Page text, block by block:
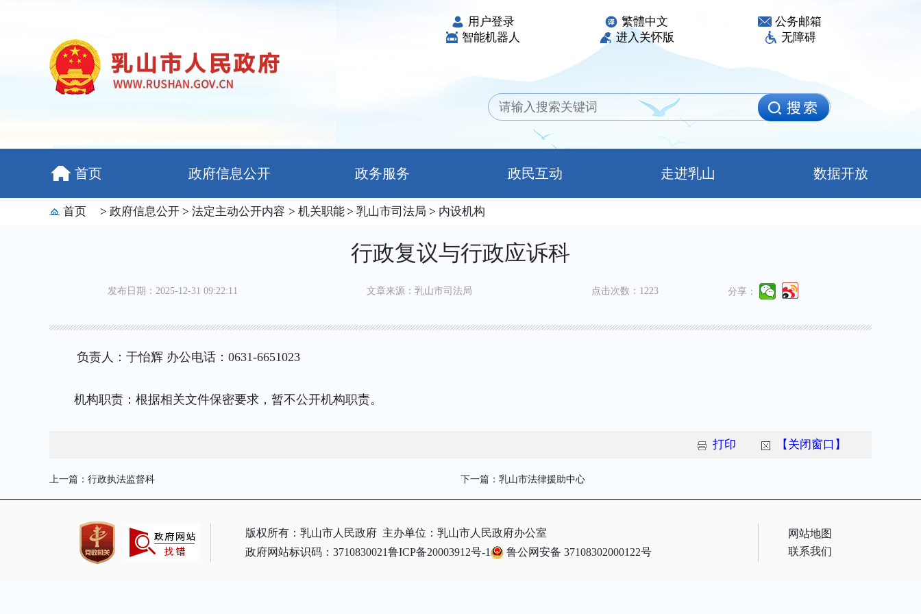
用户登录 繁體中文
公务邮箱
智能机器人
进入关怀版 无障碍
首页 政府信息公开 政务服务 政民互动 走进乳山 数据开放
首页 > 政府信息公开 > 法定主动公开内容 > 机关职能> 乳山市司法局 > 内设机构
行政复议与行政应诉科
发布日期：2025-12-31 09:22:11 文章来源：乳山市司法局 点击次数： 1223 分享：
负责人：于怡辉 办公电话：0631-6651023
机构职责：根据相关文件保密要求，暂不公开机构职责。
打印 【关闭窗口】
上一篇： 行政执法监督科 下一篇： 乳山市法律援助中心
版权所有：乳山市人民政府 主办单位：乳山市人民政府办公室
政府网站标识码：3710830021鲁ICP备20003912号-1 鲁公网安备 37108302000122号
网站地图
联系我们